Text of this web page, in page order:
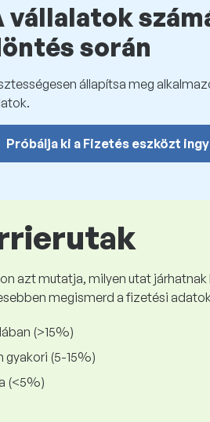
vállalatok
során
állapítsa meg
Próbálja ki a Fizetés eszközt
azt mutatja, milyen utat
megismerd a fizetési
(>15%)
gyakori (5-15%)
(<5%)